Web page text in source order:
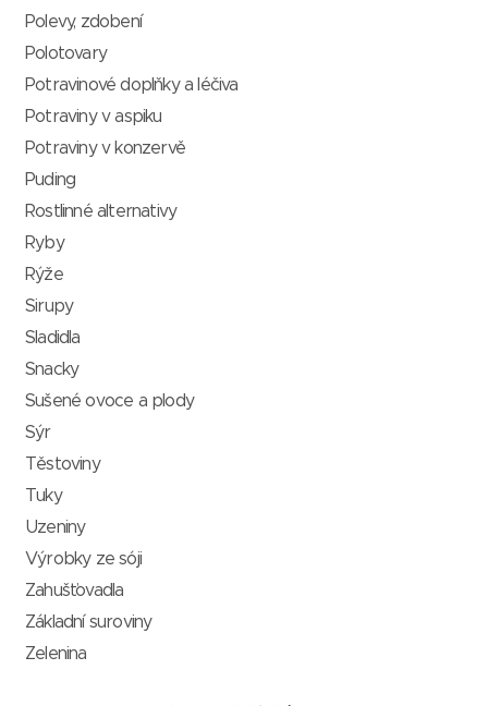
Polevy, zdobení
Polotovary
Potravinové doplňky a léčiva
Potraviny v aspiku
Potraviny v konzervě
Puding
Rostlinné alternativy
Ryby
Rýže
Sirupy
Sladidla
Snacky
Sušené ovoce a plody
Sýr
Těstoviny
Tuky
Uzeniny
Výrobky ze sóji
Zahušťovadla
Základní suroviny
Zelenina